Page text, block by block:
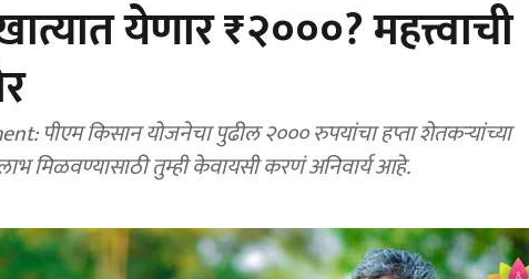
येणार ₹२०००? महत्त्वाची
पीएम किसान योजनेचा पुढील २००० रुपयांचा हप्ता शेतकऱ्यांच्या
मिळवण्यासाठी तुम्ही केवायसी करणं अनिवार्य आहे.